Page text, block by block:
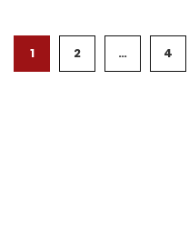
1 2 … 4